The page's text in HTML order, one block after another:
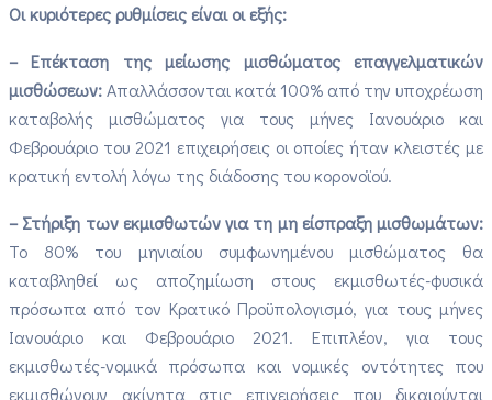
Οι κυριότερες ρυθμίσεις είναι οι εξής:
– Επέκταση της μείωσης μισθώματος επαγγελματικών
μισθώσεων:Απαλλάσσονται κατά 100% από την υποχρέωση
καταβολής μισθώματος για τους μήνες Ιανουάριο και
Φεβρουάριο του 2021 επιχειρήσεις οι οποίες ήταν κλειστές με
κρατική εντολή λόγω της διάδοσης του κορονοϊού.
– Στήριξη των εκμισθωτών για τη μη είσπραξη μισθωμάτων:
Το 80% του μηνιαίου συμφωνημένου μισθώματος θα
καταβληθεί ως αποζημίωση στους εκμισθωτές-φυσικά
πρόσωπα από τον Κρατικό Προϋπολογισμό, για τους μήνες
Ιανουάριο και Φεβρουάριο 2021. Επιπλέον, για τους
εκμισθωτές-νομικά πρόσωπα και νομικές οντότητες που
εκμισθώνουν ακίνητα στις επιχειρήσεις που δικαιούνται